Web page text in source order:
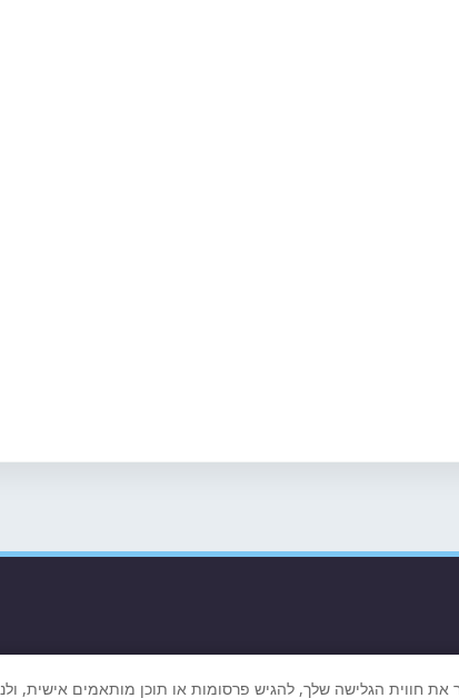
את חווית הגלישה שלך, להגיש פרסומות או תוכן מותאמים אישית,